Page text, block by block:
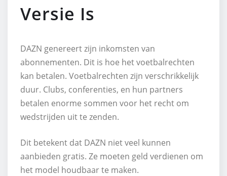
Versie Is
DAZN genereert zijn inkomsten van
abonnementen. Dit is hoe het voetbalrechten
kan betalen. Voetbalrechten zijn verschrikkelijk
duur. Clubs, conferenties, en hun partners
betalen enorme sommen voor het recht om
wedstrijden uit te zenden.
Dit betekent dat DAZN niet veel kunnen
aanbieden gratis. Ze moeten geld verdienen om
het model houdbaar te maken.